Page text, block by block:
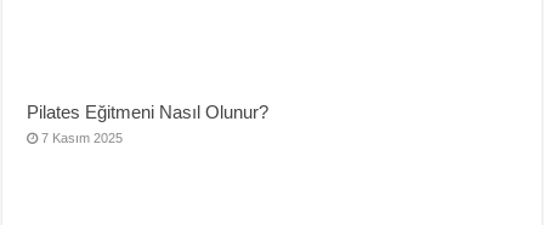
Pilates Eğitmeni Nasıl Olunur?
7 Kasım 2025